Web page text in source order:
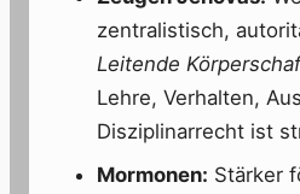
zentralistisch,
Leitende
Lehre, Verhalten,
Disziplinarrecht ist
Mormonen: Stärker